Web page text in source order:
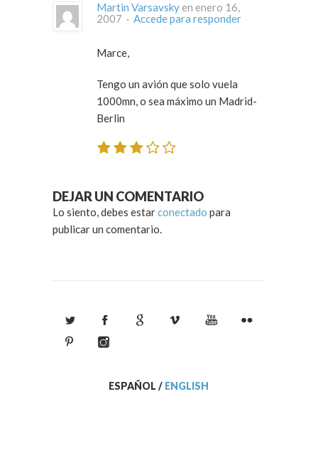
Martin Varsavsky en enero 16,
2007 · Accede para responder
Marce,
Tengo un avión que solo vuela
1000mn, o sea máximo un Madrid-
Berlin
DEJAR UN COMENTARIO
Lo siento, debes estarconectado para
publicar un comentario.
ESPAÑOL / ENGLISH